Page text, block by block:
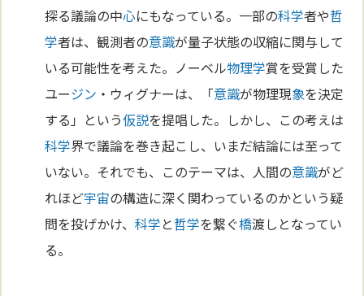
探る議論の中心にもなっている。一部の科学者や哲
学者は、観測者の意識が量子状態の収縮に関与して
いる可能性を考えた。ノーベル物理学賞を受賞した
ユージン ・ウィグナーは、「意識が物理現象を決定
する」という仮説を提唱した。しかし、この考えは
科学界で議論を巻き起こし、いまだ結論には至って
いない。それでも、このテーマは、人間の意識がど
れほど宇宙の構造に深く関わっているのかという疑
問を投げかけ、科学と哲学を繋ぐ橋渡しとなってい
る。